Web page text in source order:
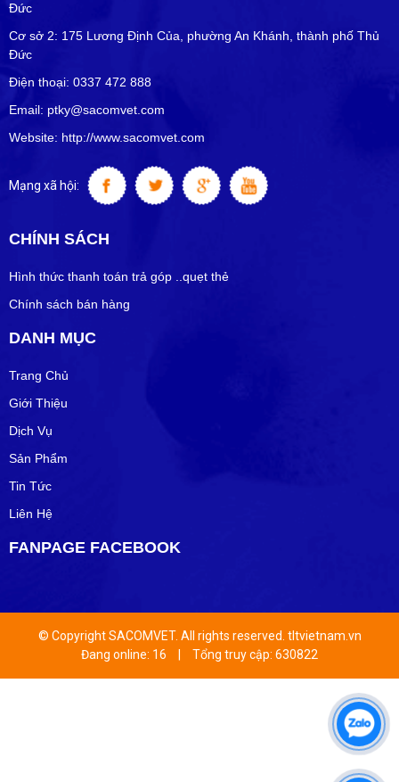
Đức
Cơ sở 2: 175 Lương Định Của, phường An Khánh, thành phố Thủ
Đức
Điện thoại: 0337 472 888
Email: ptky@sacomvet.com
Website: http://www.sacomvet.com
Mạng xã hội:
CHÍNH SÁCH
Hình thức thanh toán trả góp ..quẹt thẻ
Chính sách bán hàng
DANH MỤC
Trang Chủ
Giới Thiệu
Dịch Vụ
Sản Phẩm
Tin Tức
Liên Hệ
FANPAGE FACEBOOK
© Copyright SACOMVET. All rights reserved. tltvietnam.vn
Đang online: 16
Tổng truy cập: 630822